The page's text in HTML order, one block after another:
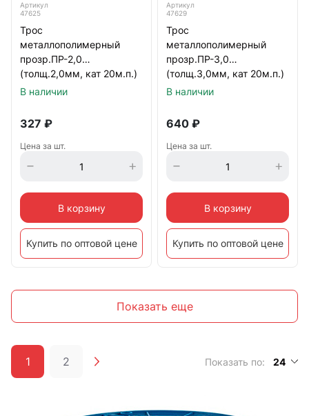
Артикул
47625
Трос
металлополимерный
прозр.ПР-2,0
(толщ.2,0мм, кат 20м.п.)
Сибртех
В наличии
327 ₽
Цена за шт.
В корзину
Купить по оптовой цене
Артикул
47629
Трос
металлополимерный
прозр.ПР-3,0
(толщ.3,0мм, кат 20м.п.)
Сибртех
В наличии
640 ₽
Цена за шт.
В корзину
Купить по оптовой цене
Показать еще
1 2 Показать по: 24